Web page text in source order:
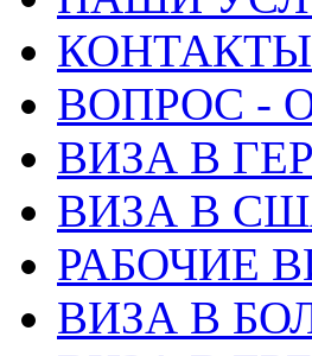
КОНТАКТЫ
ВОПРОС -
ВИЗА В
ВИЗА В
РАБОЧИЕ
ВИЗА В